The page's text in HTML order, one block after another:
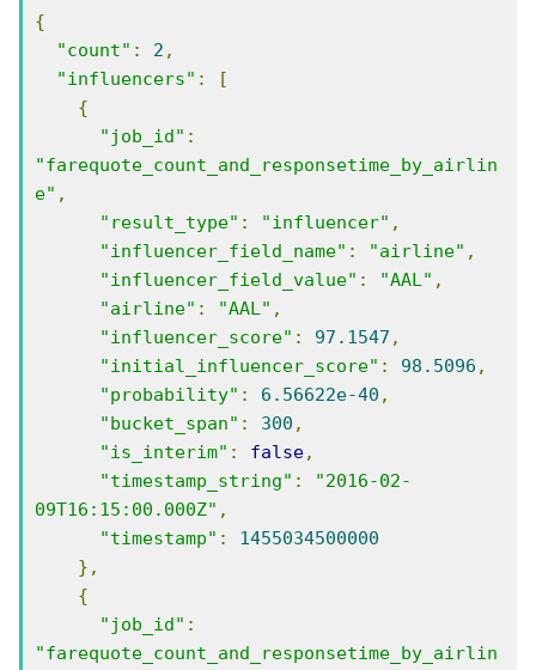
{
"count" : 2 ,
"influencers" :
[
{
"job_id" :
"farequote_count_and_responsetime_by_airlin
e" ,
"result_type" : "influencer" ,
"influencer_field_name" : "airline" ,
"influencer_field_value" : "AAL" ,
"airline" : "AAL" ,
"influencer_score" : 97.1547 ,
"initial_influencer_score" : 98.5096 ,
"probability" : 6.56622e-40 ,
"bucket_span" : 300 ,
"is_interim" : false,
"timestamp_string" :
"2016-02-
09T16:15:00.000Z" ,
"timestamp" :
1455034500000
},
{
"job_id" :
"farequote_count_and_responsetime_by_airlin